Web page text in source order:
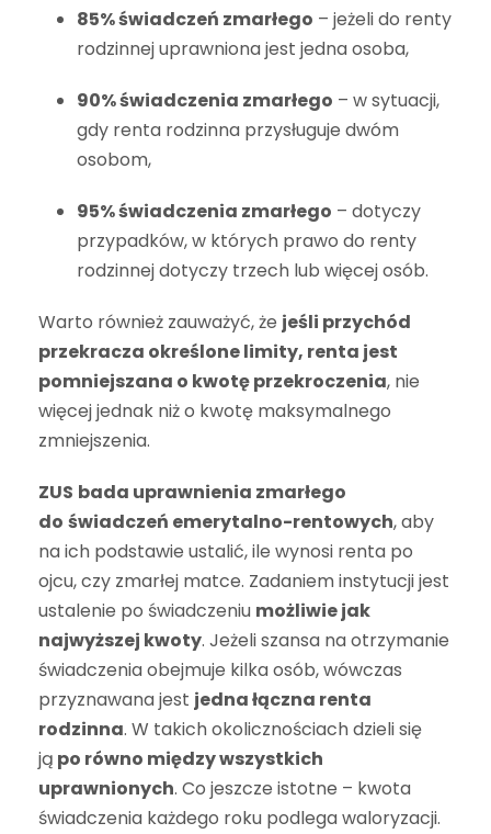
85% świadczeń zmarłego – jeżeli do renty
rodzinnej uprawniona jest jedna osoba,
90% świadczenia zmarłego – w sytuacji,
gdy renta rodzinna przysługuje dwóm
osobom,
95% świadczenia zmarłego – dotyczy
przypadków, w których prawo do renty
rodzinnej dotyczy trzech lub więcej osób.
Warto również zauważyć, że jeśli przychód
przekracza określone limity, renta jest
pomniejszana o kwotę przekroczenia, nie
więcej jednak niż o kwotę maksymalnego
zmniejszenia.
ZUS bada uprawnienia zmarłego
do świadczeń emerytalno-rentowych, aby
na ich podstawie ustalić, ile wynosi renta po
ojcu, czy zmarłej matce. Zadaniem instytucji jest
ustalenie po świadczeniu możliwie jak
najwyższej kwoty. Jeżeli szansa na otrzymanie
świadczenia obejmuje kilka osób, wówczas
przyznawana jest jedna łączna renta
rodzinna. W takich okolicznościach dzieli się
ją po równo między wszystkich
uprawnionych. Co jeszcze istotne – kwota
świadczenia każdego roku podlega waloryzacji.